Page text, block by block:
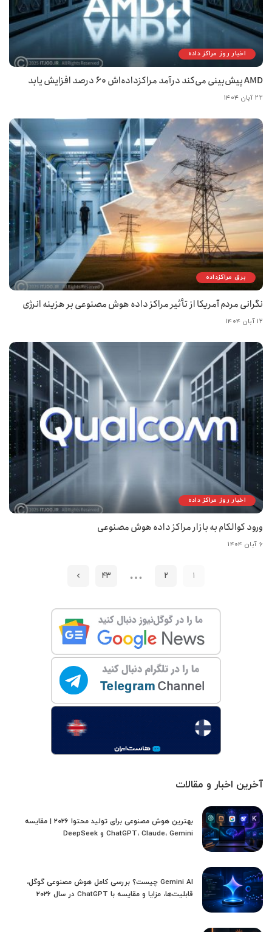
اخبار روز مراکز داده
AMD پیش‌بینی می‌کند درآمد مراکزداده‌اش ۶۰ درصد افزایش یابد
۲۲ آبان ۱۴۰۴
برق مراکزداده
نگرانی مردم آمریکا از تأثیر مراکز داده هوش مصنوعی بر هزینه انرژی
۱۲ آبان ۱۴۰۴
اخبار روز مراکز داده
ورود کوالکام به بازار مراکز داده هوش مصنوعی
۶ آبان ۱۴۰۴
1
2
…
43
آخرین اخبار و مقالات
بهترین هوش مصنوعی برای تولید محتوا ۲۰۲۶ | مقایسه
ChatGPT، Claude، Gemini و DeepSeek
Gemini AI چیست؟ بررسی کامل هوش مصنوعی گوگل،
قابلیت‌ها، مزایا و مقایسه با ChatGPT در سال ۲۰۲۶